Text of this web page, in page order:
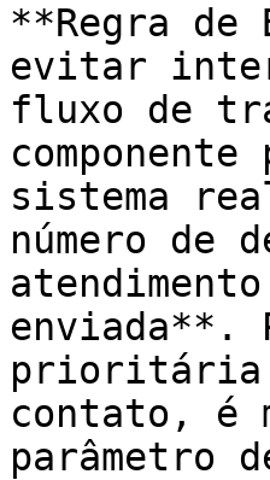
**Regra de
evitar
fluxo de
sistema
número de
enviada**.
prioritária
contato, é
parâmetro